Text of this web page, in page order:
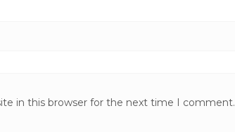
in this browser for the next time I comment.